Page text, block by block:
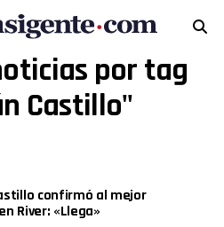
por tag
Castillo"
confirmó al mejor
River: «Llega»